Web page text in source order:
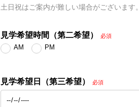
土日祝はご案内が難しい場合がございます。
見学希望時間（第二希望） 必須
AM PM
見学希望日（第三希望） 必須